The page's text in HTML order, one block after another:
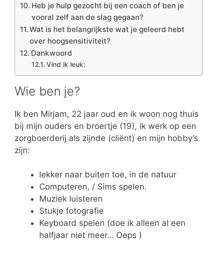
Heb je hulp gezocht bij een coach of ben je
vooral zelf aan de slag gegaan?
Wat is het belangrijkste wat je geleerd hebt
over hoogsensitiviteit?
Dankwoord
Vind ik leuk:
Wie ben je?
Ik ben Mirjam, 22 jaar oud en ik woon nog thuis
bij mijn ouders en broertje (19), ik werk op een
zorgboerderij als zijnde (cliënt) en mijn hobby’s
zijn:
lekker naar buiten toe, in de natuur
Computeren, / Sims spelen.
Muziek luisteren
Stukje fotografie
Keyboard spelen (doe ik alleen al een
halfjaar niet meer… Oeps )